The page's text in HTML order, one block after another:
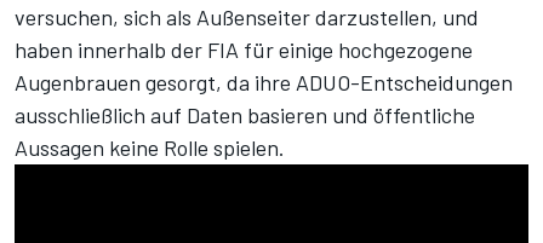
versuchen, sich als Außenseiter darzustellen, und
haben innerhalb der FIA für einige hochgezogene
Augenbrauen gesorgt, da ihre ADUO-Entscheidungen
ausschließlich auf Daten basieren und öffentliche
Aussagen keine Rolle spielen.